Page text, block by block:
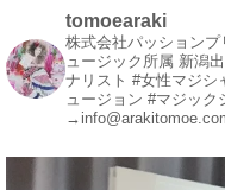
#イベント
#宴会
#余興
1 5
tomoearaki
株式会社パッション
ュージック所属 新潟
ナリスト #女性マジシ
ュージョン #マジック